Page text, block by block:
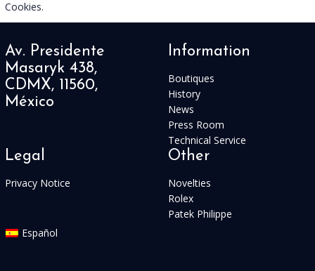
Cookies.
Av. Presidente
Masaryk 438,
CDMX, 11560,
México
Information
Boutiques
History
News
Press Room
Technical Service
Legal
Privacy Notice
Other
Novelties
Rolex
Patek Philippe
Español